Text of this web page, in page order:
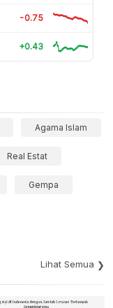
-0.75
+0.43
Agama Islam
Real Estat
Gempa
Lihat Semua